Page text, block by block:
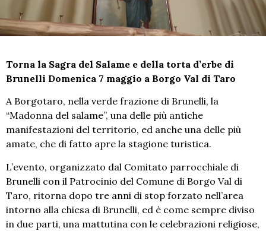
Torna la Sagra del Salame e della torta d’erbe di
Brunelli Domenica 7 maggio a Borgo Val di Taro
A Borgotaro, nella verde frazione di Brunelli, la
“Madonna del salame”, una delle più antiche
manifestazioni del territorio, ed anche una delle più
amate, che di fatto apre la stagione turistica.
L’evento, organizzato dal Comitato parrocchiale di
Brunelli con il Patrocinio del Comune di Borgo Val di
Taro, ritorna dopo tre anni di stop forzato nell’area
intorno alla chiesa di Brunelli, ed è come sempre diviso
in due parti, una mattutina con le celebrazioni religiose,